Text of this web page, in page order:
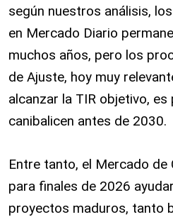
según nuestros análisis,
en Mercado Diario
muchos años, pero los
de Ajuste, hoy muy
alcanzar la TIR objetivo,
canibalicen antes de 2030.
Entre tanto, el Mercado de
para finales de 2026
proyectos maduros, tanto